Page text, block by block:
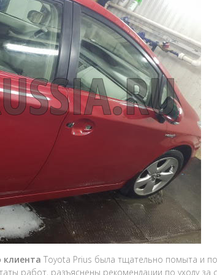
Toyota Prius была тщательно помыта и
работ, разъяснены рекомендации по уходу